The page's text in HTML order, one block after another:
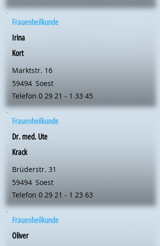
Frauenheilkunde
Irina
Kort
Marktstr. 16
59494 Soest
Telefon 0 29 21 - 1 33 45
Frauenheilkunde
Dr. med. Ute
Krack
Brüderstr. 31
59494 Soest
Telefon 0 29 21 - 1 23 63
Frauenheilkunde
Oliver